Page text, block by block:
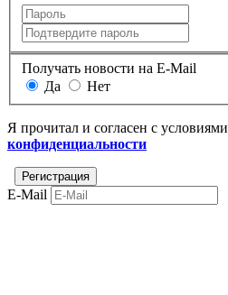
Получать новости на E-Mail
Да
Нет
Я прочитал и согласен с условиями
конфиденциальности
E-Mail